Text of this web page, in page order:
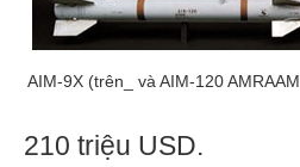
AIM-9X (trên_ và AIM-120 AMRAAM
210 triệu USD.